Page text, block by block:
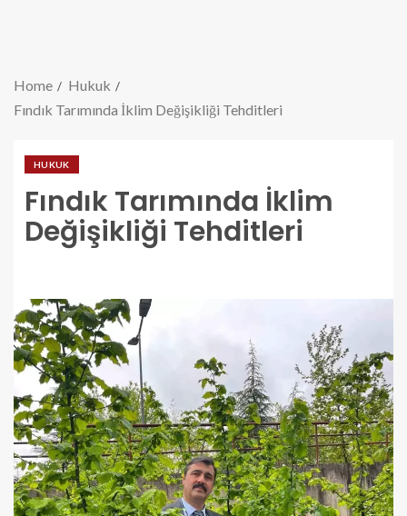
Home
Hukuk
Fındık Tarımında İklim Değişikliği Tehditleri
HUKUK
Fındık Tarımında İklim
Değişikliği Tehditleri